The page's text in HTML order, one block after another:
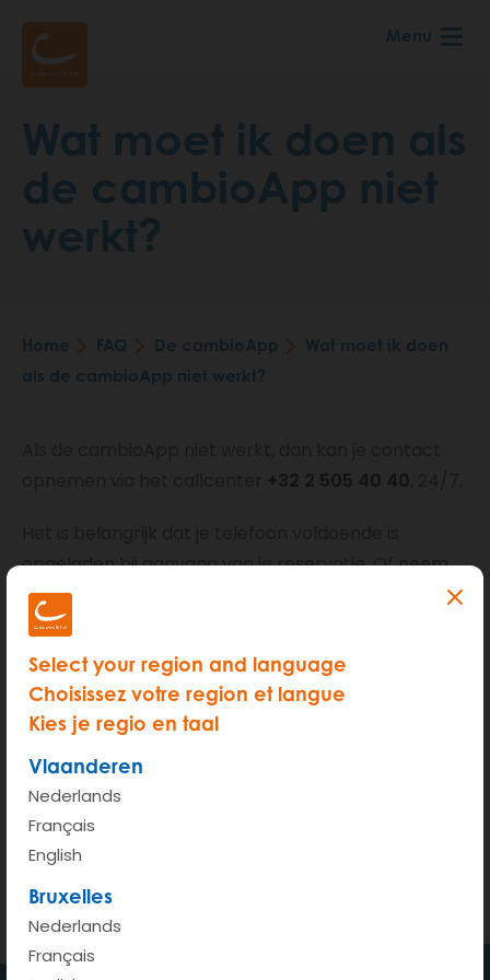
Select your region and language
Choisissez votre region et langue
Kies je regio en taal
Vlaanderen
Nederlands
Français
English
Bruxelles
Nederlands
Français
Menu
Wat moet ik doen als
de cambioApp niet
werkt?
Breadcrumb
Home FAQ De cambioApp
Wat moet ik doen
als de cambioApp niet werkt?
opgeladen bij aanvang van je reservatie. Of neem
een oplaadkabel mee, zo ben je zeker.
update hebt geïnstalleerd (indien je smartphone
geen automatische updates doet).
Alle info over de cambioApp
100% App, hoe zit dat?